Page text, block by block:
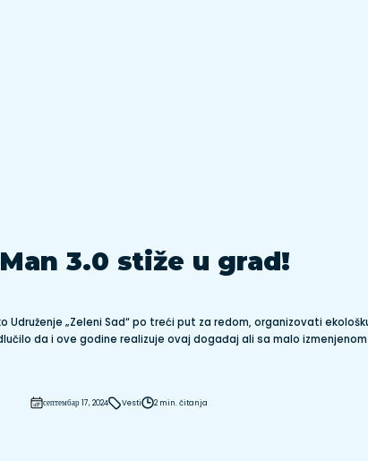
3.0 stiže u grad!
„Zeleni Sad“ po treći put za redom, organizovati
da i ove godine realizuje ovaj događaj ali sa malo
септембар 17, 2024 Vesti 2 min. čitanja